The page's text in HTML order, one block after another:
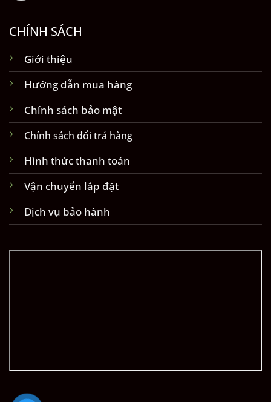
CHÍNH SÁCH
Giới thiệu
Hướng dẫn mua hàng
Chính sách bảo mật
Chính sách đổi trả hàng
Hình thức thanh toán
Vận chuyển lắp đặt
Dịch vụ bảo hành